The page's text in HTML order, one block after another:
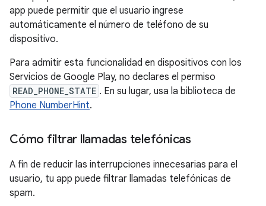
app puede permitir que el usuario ingrese
automáticamente el número de teléfono de su
dispositivo.
Para admitir esta funcionalidad en dispositivos con los
Servicios de Google Play, no declares el permiso
READ_PHONE_STATE . En su lugar, usa la biblioteca de
Phone NumberHint.
Cómo filtrar llamadas telefónicas
A fin de reducir las interrupciones innecesarias para el
usuario, tu app puede filtrar llamadas telefónicas de
spam.